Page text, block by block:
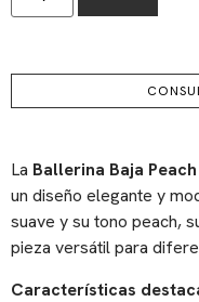
La Ballerina Baja Peach
un diseño elegante y
suave y su tono peach,
pieza versátil para
Características